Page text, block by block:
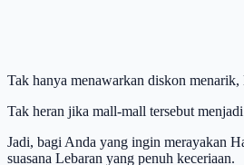
Tak hanya menawarkan diskon
Tak heran jika mall-mall tersebut
Jadi, bagi Anda yang ingin merayakan
suasana Lebaran yang penuh keceriaan.